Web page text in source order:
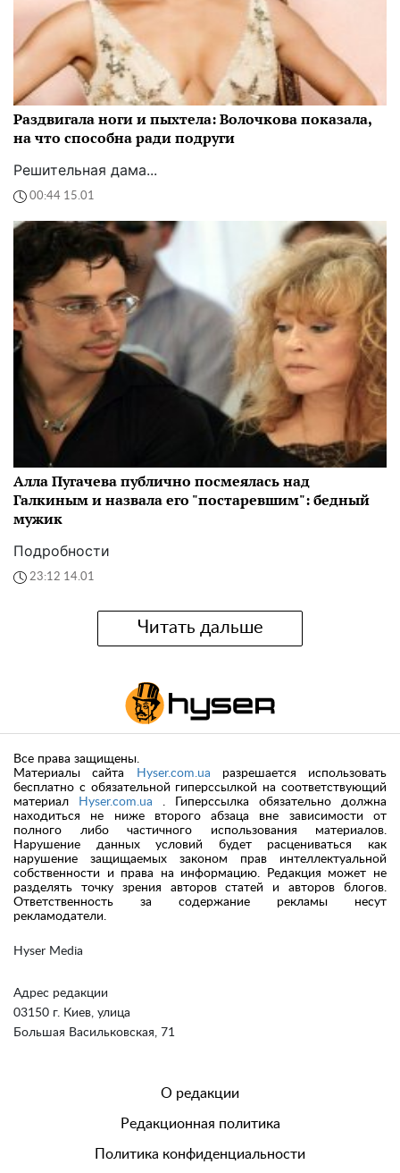
Раздвигала ноги и пыхтела: Волочкова показала,
на что способна ради подруги
Решительная дама...
00:44 15.01
Алла Пугачева публично посмеялась над
Галкиным и назвала его "постаревшим": бедный
мужик
Подробности
23:12 14.01
Читать дальше
Hyser Media
Адрес редакции
03150 г. Киев, улица
Большая Васильковская, 71
Все права защищены.
Материалы сайта
Hyser.com.ua разрешается использовать
бесплатно с обязательной гиперссылкой на соответствующий
материал
Hyser.com.ua . Гиперссылка обязательно должна
находиться не ниже второго абзаца вне зависимости от
полного либо частичного использования материалов.
Нарушение данных условий будет расцениваться как
нарушение защищаемых законом прав интеллектуальной
собственности и права на информацию. Редакция может не
разделять точку зрения авторов статей и авторов блогов.
Ответственность за содержание рекламы несут
рекламодатели.
О редакции
Редакционная политика
Политика конфиденциальности